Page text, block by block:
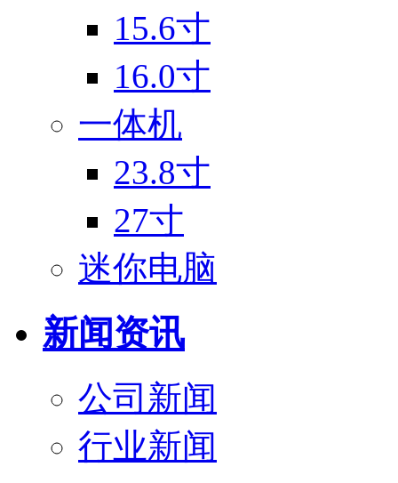
15.6寸
16.0寸
一体机
23.8寸
27寸
迷你电脑
新闻资讯
公司新闻
行业新闻